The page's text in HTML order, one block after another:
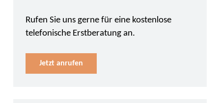
Rufen Sie uns gerne für eine kostenlose
telefonische Erstberatung an.
Jetzt anrufen